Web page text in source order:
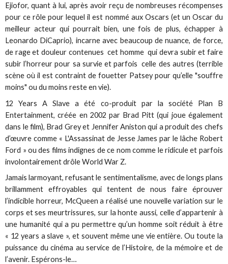
Ejiofor, quant à lui, après avoir reçu de nombreuses récompenses
pour ce rôle pour lequel il est nommé aux Oscars (et un Oscar du
meilleur acteur qui pourrait bien, une fois de plus, échapper à
Leonardo DiCaprio), incarne avec beaucoup de nuance, de force,
de rage et douleur contenues cet homme qui devra subir et faire
subir l’horreur pour sa survie et parfois celle des autres (terrible
scène où il est contraint de fouetter Patsey pour qu’elle "souffre
moins" ou du moins reste en vie).
12 Years A Slave a été co-produit par la société Plan B
Entertainment, créée en 2002 par Brad Pitt (qui joue également
dans le film), Brad Grey et Jennifer Aniston qui a produit des chefs
d’œuvre comme « L'Assassinat de Jesse James par le lâche Robert
Ford » ou des films indignes de ce nom comme le ridicule et parfois
involontairement drôle World War Z.
Jamais larmoyant, refusant le sentimentalisme, avec de longs plans
brillamment effroyables qui tentent de nous faire éprouver
l’indicible horreur, McQueen a réalisé une nouvelle variation sur le
corps et ses meurtrissures, sur la honte aussi, celle d’appartenir à
une humanité qui a pu permettre qu’un homme soit réduit à être
« 12 years a slave », et souvent même une vie entière. Ou toute la
puissance du cinéma au service de l’Histoire, de la mémoire et de
l’avenir. Espérons-le…